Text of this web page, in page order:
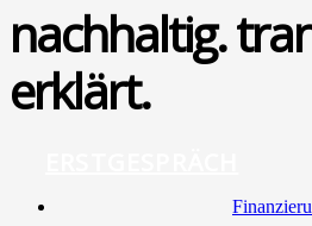
nachhaltig.
erklärt.